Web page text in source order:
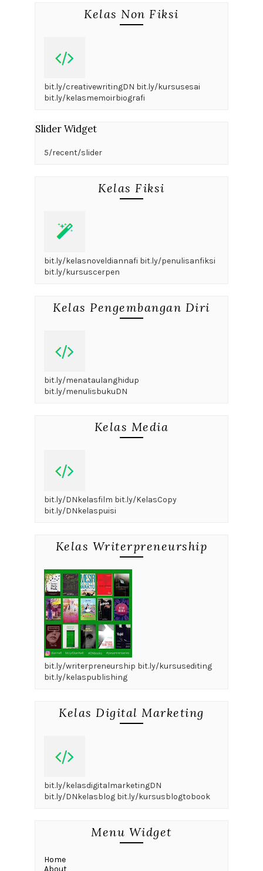
Kelas Non Fiksi
bit.ly/creativewritingDN bit.ly/kursusesai
bit.ly/kelasmemoirbiografi
Slider Widget
5/recent/slider
Kelas Fiksi
bit.ly/kelasnoveldiannafi bit.ly/penulisanfiksi
bit.ly/kursuscerpen
Kelas Pengembangan Diri
bit.ly/menataulanghidup
bit.ly/menulisbukuDN
Kelas Media
bit.ly/DNkelasfilm bit.ly/KelasCopy
bit.ly/DNkelaspuisi
Kelas Writerpreneurship
bit.ly/writerpreneurship bit.ly/kursusediting
bit.ly/kelaspublishing
Kelas Digital Marketing
bit.ly/kelasdigitalmarketingDN
bit.ly/DNkelasblog bit.ly/kursusblogtobook
Menu Widget
Home